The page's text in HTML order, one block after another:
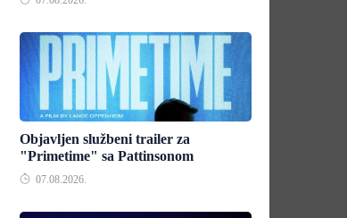
Objavljen službeni trailer za
"Primetime" sa Pattinsonom
07.08.2026.